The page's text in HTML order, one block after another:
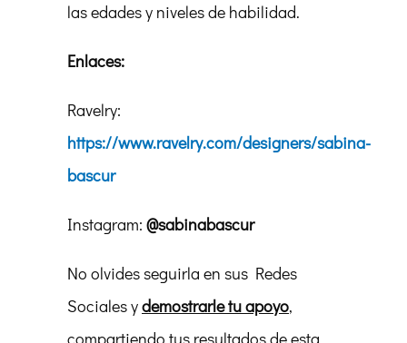
las edades y niveles de habilidad.
Enlaces:
Ravelry:
https://www.ravelry.com/designers/sabina-
bascur
Instagram: @sabinabascur
No olvides seguirla en sus Redes
Sociales ydemostrarle tu apoyo,
compartiendo tus resultados de esta